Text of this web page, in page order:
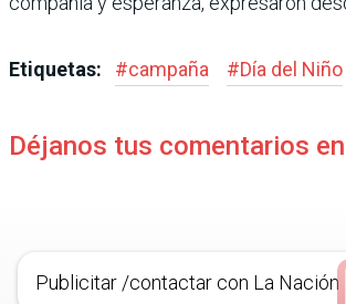
Etiquetas: #campaña #Día del Niño
Déjanos tus comentarios
Publicitar /contactar con La Nación